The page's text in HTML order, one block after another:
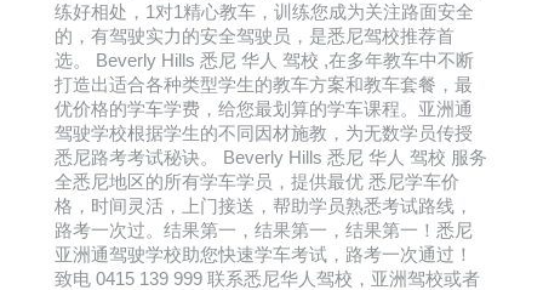
练好相处，1对1精心教车，训练您成为关注路面安全
的，有驾驶实力的安全驾驶员，是悉尼驾校推荐首
选。 Beverly Hills 悉尼 华人 驾校 ,在多年教车中不断
打造出适合各种类型学生的教车方案和教车套餐，最
优价格的学车学费，给您最划算的学车课程。亚洲通
驾驶学校根据学生的不同因材施教，为无数学员传授
悉尼路考考试秘诀。 Beverly Hills 悉尼 华人 驾校 服务
全悉尼地区的所有学车学员，提供最优 悉尼学车价
格，时间灵活，上门接送，帮助学员熟悉考试路线，
路考一次过。结果第一，结果第一，结果第一！悉尼
亚洲通驾驶学校助您快速学车考试，路考一次通过！
致电 0415 139 999 联系悉尼华人驾校，亚洲驾校或者